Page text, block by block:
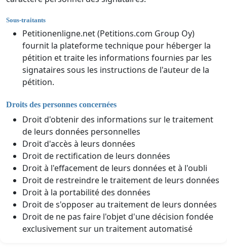
Sous-traitants
Petitionenligne.net (Petitions.com Group Oy)
fournit la plateforme technique pour héberger la
pétition et traite les informations fournies par les
signataires sous les instructions de l'auteur de la
pétition.
Droits des personnes concernées
Droit d'obtenir des informations sur le traitement
de leurs données personnelles
Droit d'accès à leurs données
Droit de rectification de leurs données
Droit à l'effacement de leurs données et à l'oubli
Droit de restreindre le traitement de leurs données
Droit à la portabilité des données
Droit de s'opposer au traitement de leurs données
Droit de ne pas faire l'objet d'une décision fondée
exclusivement sur un traitement automatisé